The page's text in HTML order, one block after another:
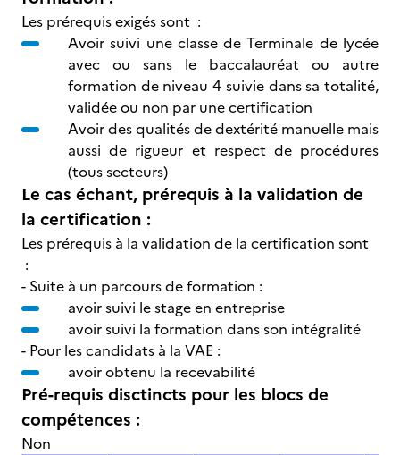
Les prérequis exigés sont :
Avoir suivi une classe de Terminale de lycée
avec ou sans le baccalauréat ou autre
formation de niveau 4 suivie dans sa totalité,
validée ou non par une certification
Avoir des qualités de dextérité manuelle mais
aussi de rigueur et respect de procédures
(tous secteurs)
Le cas échant, prérequis à la validation de
la certification :
Les prérequis à la validation de la certification sont
:
- Suite à un parcours de formation :
avoir suivi le stage en entreprise
avoir suivi la formation dans son intégralité
- Pour les candidats à la VAE :
avoir obtenu la recevabilité
Pré-requis disctincts pour les blocs de
compétences :
Non